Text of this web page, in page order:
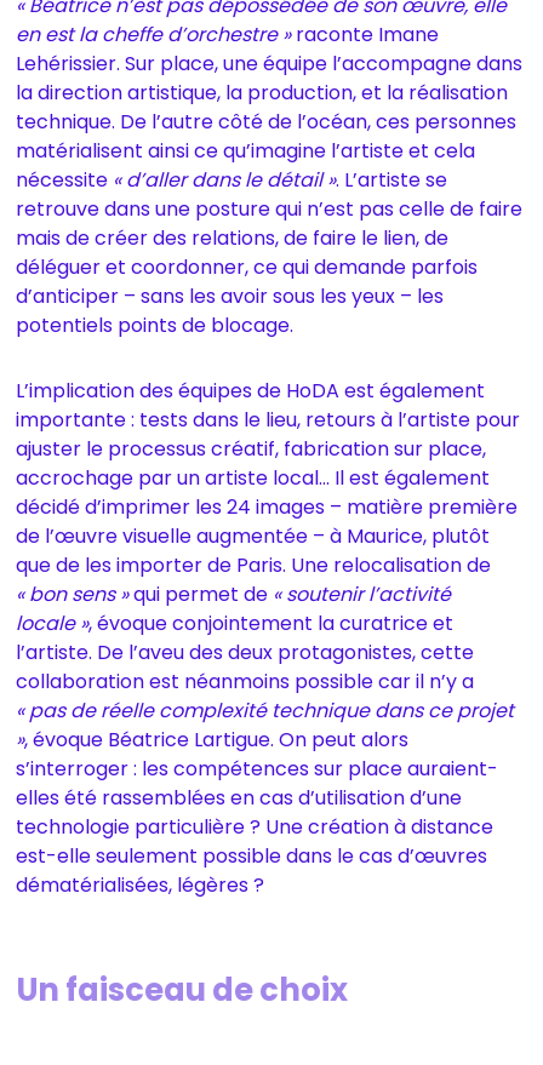
en est la cheffe d’orchestre »raconte Imane
Lehérissier. Sur place, une équipe l’accompagne dans
la direction artistique, la production, et la réalisation
technique. De l’autre côté de l’océan, ces personnes
matérialisent ainsi ce qu’imagine l’artiste et cela
nécessite « d’aller dans le détail ». L’artiste se
retrouve dans une posture qui n’est pas celle de faire
mais de créer des relations, de faire le lien, de
déléguer et coordonner, ce qui demande parfois
d’anticiper – sans les avoir sous les yeux – les
potentiels points de blocage.
L’implication des équipes de HoDA est également
importante : tests dans le lieu, retours à l’artiste pour
ajuster le processus créatif, fabrication sur place,
accrochage par un artiste local… Il est également
décidé d’imprimer les 24 images – matière première
de l’œuvre visuelle augmentée – à Maurice, plutôt
que de les importer de Paris. Une relocalisation de
« bon sens »qui permet de « soutenir l’activité
locale », évoque conjointement la curatrice et
l’artiste. De l’aveu des deux protagonistes, cette
collaboration est néanmoins possible car il n’y a
« pas de réelle complexité technique dans ce projet
», évoque Béatrice Lartigue. On peut alors
s’interroger : les compétences sur place auraient-
elles été rassemblées en cas d’utilisation d’une
technologie particulière ? Une création à distance
est-elle seulement possible dans le cas d’œuvres
dématérialisées, légères ?
Un faisceau de choix